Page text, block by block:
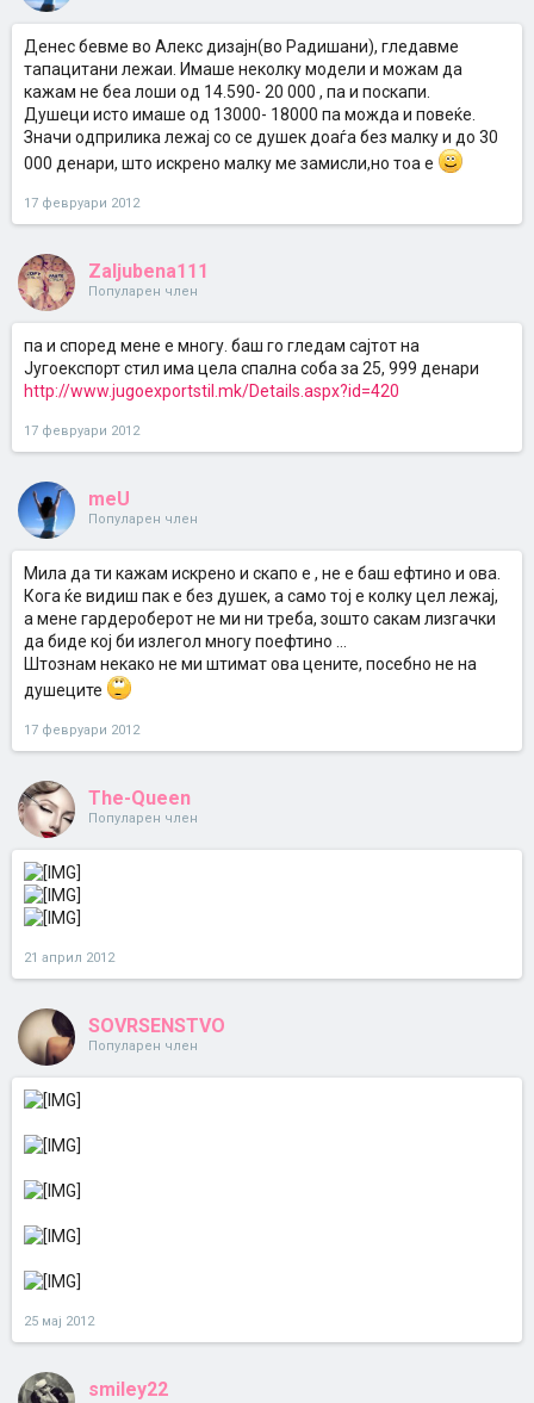
Денес бевме во Алекс дизајн(во Радишани), гледавме
тапацитани лежаи. Имаше неколку модели и можам да
кажам не беа лоши од 14.590- 20 000 , па и поскапи.
Душеци исто имаше од 13000- 18000 па можда и повеќе.
Значи одприлика лежај со се душек доаѓа без малку и до 30
000 денари, што искрено малку ме замисли,но тоа е
17 февруари 2012
Zaljubena111
Популарен член
па и според мене е многу. баш го гледам сајтот на
Југоекспорт стил има цела спална соба за 25, 999 денари
http://www.jugoexportstil.mk/Details.aspx?id=420
17 февруари 2012
meU
Популарен член
Мила да ти кажам искрено и скапо е , не е баш ефтино и ова.
Кога ќе видиш пак е без душек, а само тој е колку цел лежај,
а мене гардероберот не ми ни треба, зошто сакам лизгачки
да биде кој би излегол многу поефтино ...
Штознам некако не ми штимат ова цените, посебно не на
душеците
17 февруари 2012
The-Queen
Популарен член
21 април 2012
SOVRSENSTVO
Популарен член
25 мај 2012
smiley22